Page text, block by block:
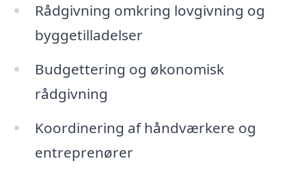
Rådgivning omkring lovgivning og
byggetilladelser
Budgettering og økonomisk
rådgivning
Koordinering af håndværkere og
entreprenører